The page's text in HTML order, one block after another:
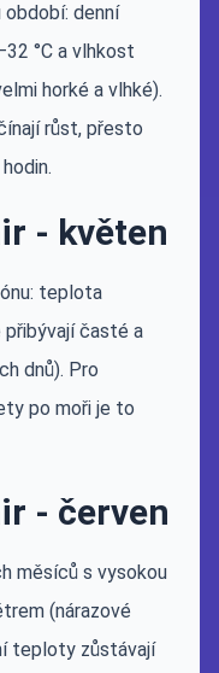
období: denní
°C a vlhkost
horké a vlhké).
růst, přesto
- květen
teplota
přibývají časté a
dnů). Pro
po moři je to
- červen
měsíců s vysokou
(nárazové
teploty zůstávají